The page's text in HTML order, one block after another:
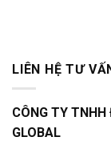
LIÊN HỆ TƯ
CÔNG TY
GLOBAL